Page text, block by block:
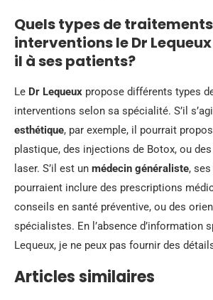
Quels types de
interventions le Dr
il à ses patients?
Le Dr Lequeux propose différents types
interventions selon sa spécialité. S’il
esthétique, par exemple, il pourrait
plastique, des injections de Botox, ou
laser. S’il est un médecin généraliste,
pourraient inclure des prescriptions
conseils en santé préventive, ou des
spécialistes. En l’absence d’information
Lequeux, je ne peux pas fournir des
Articles similaires